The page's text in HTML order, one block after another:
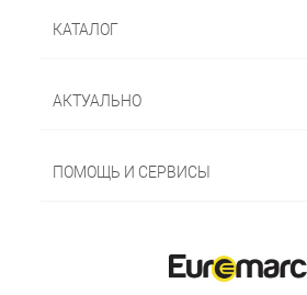
КАТАЛОГ
АКТУАЛЬНО
ПОМОЩЬ И СЕРВИСЫ